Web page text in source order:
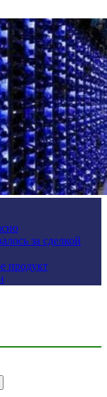
за сделкой
продукт